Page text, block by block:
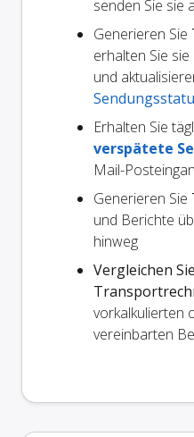
senden Sie sie
Generieren Sie
erhalten Sie
und
Erhalten Sie
verspätete
Mail-
Generieren Sie
und Berichte
hinweg
Vergleichen Sie
vorkalkulierten
vereinbarten